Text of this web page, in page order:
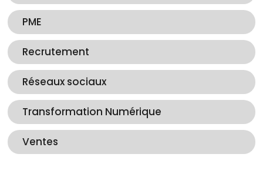
PME
Recrutement
Réseaux sociaux
Transformation Numérique
Ventes